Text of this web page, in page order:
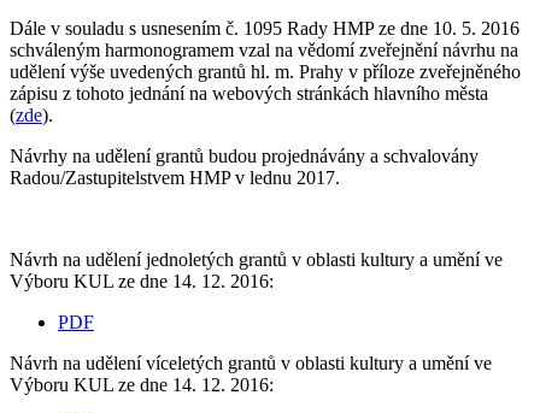
Dále v souladu s usnesením č. 1095 Rady HMP ze dne 10. 5. 2016
schváleným harmonogramem vzal na vědomí zveřejnění návrhu na
udělení výše uvedených grantů hl. m. Prahy v příloze zveřejněného
zápisu z tohoto jednání na webových stránkách hlavního města
(zde).
Návrhy na udělení grantů budou projednávány a schvalovány
Radou/Zastupitelstvem HMP v lednu 2017.
Návrh na udělení jednoletých grantů v oblasti kultury a umění ve
Výboru KUL ze dne 14. 12. 2016:
PDF
Návrh na udělení víceletých grantů v oblasti kultury a umění ve
Výboru KUL ze dne 14. 12. 2016: